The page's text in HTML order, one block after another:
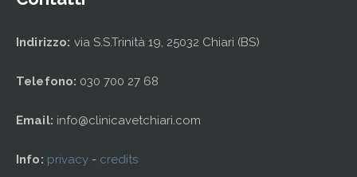
Indirizzo: via S.S.Trinità 19, 25032 Chiari (BS)
Telefono: 030 700 27 68
Email: info@clinicavetchiari.com
Info: privacy - credits